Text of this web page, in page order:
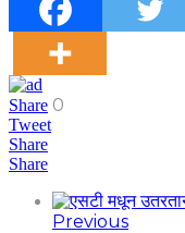
Share 0
Tweet
Share
Share
Previous